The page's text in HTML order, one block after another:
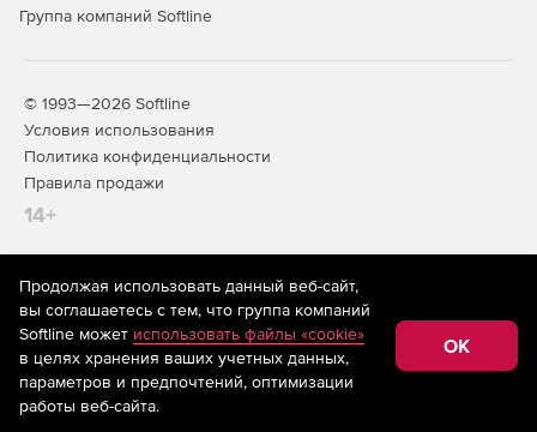
Группа компаний Softline
© 1993—2026 Softline
Условия использования
Политика конфиденциальности
Правила продажи
14+
На информационном ресурсе store.softline.ru применяются
рекомендательные технологии(информационные технологии
предоставления информации на основе сбора,
систематизации и анализа сведений, относящихся к
предпочтениям пользователей сети «Интернет»,
находящихся на территории Российской Федерации)
Продолжая использовать данный веб-сайт,
вы соглашаетесь с тем, что группа компаний
Softline может использовать файлы «cookie»
в целях хранения ваших учетных данных,
параметров и предпочтений, оптимизации
работы веб-сайта.
OK